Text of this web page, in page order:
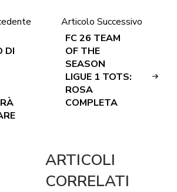
DI
Articolo Successivo
FC 26 TEAM
OF THE
SEASON
LIGUE 1 TOTS:
ROSA
COMPLETA
ARTICOLI
CORRELATI